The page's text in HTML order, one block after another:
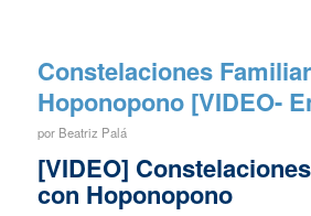
Constelaciones
Hoponopono [VIDEO-
por Beatriz Palá
[VIDEO]
con Hoponopono